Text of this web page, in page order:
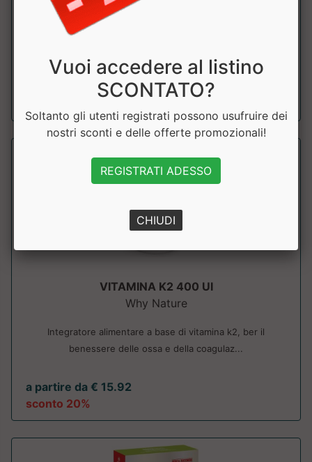
Why Nature
Integratore alimentare a base di Vitamina B12. Alto
a partire da € 17.91
VITAMINA K2 400 UI
Why Nature
Integratore alimentare a base di vitamina k2, ber il
benessere delle ossa e della coagulaz...
a partire da € 15.92
sconto 20%
Vuoi accedere al listino
SCONTATO?
Soltanto gli utenti registrati possono usufruire dei
nostri sconti e delle offerte promozionali!
REGISTRATI ADESSO
CHIUDI